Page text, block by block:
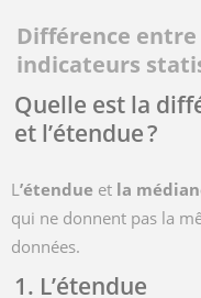
Différence
indicateurs
Quelle est la
et l’étendue ?
L’étendue et la
qui ne donnent pas la
données.
1. L’étendue